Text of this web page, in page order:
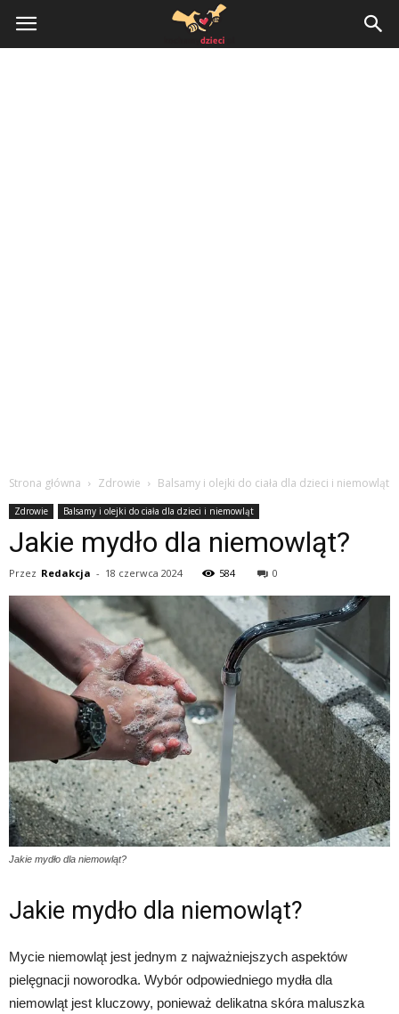
KochamyDzieci.pl
Strona główna Zdrowie Balsamy i olejki do ciała dla dzieci i niemowląt
Zdrowie Balsamy i olejki do ciała dla dzieci i niemowląt
Jakie mydło dla niemowląt?
Przez Redakcja - 18 czerwca 2024 584 0
Jakie mydło dla niemowląt?
Jakie mydło dla niemowląt?
Mycie niemowląt jest jednym z najważniejszych aspektów
pielęgnacji noworodka. Wybór odpowiedniego mydła dla
niemowląt jest kluczowy, ponieważ delikatna skóra maluszka